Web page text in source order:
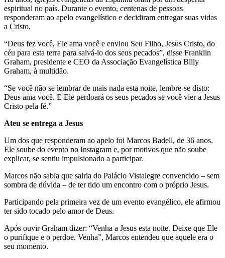
espiritual no país. Durante o evento, centenas de pessoas
responderam ao apelo evangelístico e decidiram entregar suas vidas
a Cristo.
“Deus fez você, Ele ama você e enviou Seu Filho, Jesus Cristo, do
céu para esta terra para salvá-lo dos seus pecados”, disse Franklin
Graham, presidente e CEO da Associação Evangelística Billy
Graham, à multidão.
“Se você não se lembrar de mais nada esta noite, lembre-se disto:
Deus ama você. E Ele perdoará os seus pecados se você vier a Jesus
Cristo pela fé.”
Ateu se entrega a Jesus
Um dos que responderam ao apelo foi Marcos Badell, de 36 anos.
Ele soube do evento no Instagram e, por motivos que não soube
explicar, se sentiu impulsionado a participar.
Marcos não sabia que sairia do Palácio Vistalegre convencido – sem
sombra de dúvida – de ter tido um encontro com o próprio Jesus.
Participando pela primeira vez de um evento evangélico, ele afirmou
ter sido tocado pelo amor de Deus.
Após ouvir Graham dizer: “Venha a Jesus esta noite. Deixe que Ele
o purifique e o perdoe. Venha”, Marcos entendeu que aquele era o
seu momento.